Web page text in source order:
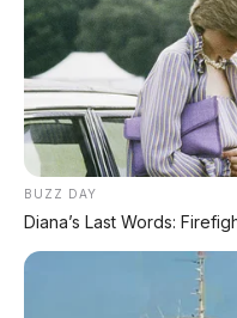
diluncurkan, brand ini
Hongqi Indonesia
H5 PHEV ke Tanah
alternatif menarik di
premium. Pantau
terbaru! 🚗
📰
BUZZ DAY
Diana’s Last Words: